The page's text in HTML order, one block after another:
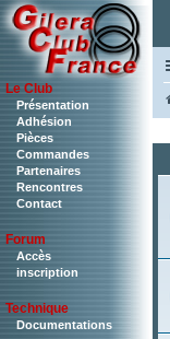
Le Club
Présentation
Adhésion
Pièces
Commandes
Partenaires
Rencontres
Contact
Forum
Accès
inscription
Technique
Documentations